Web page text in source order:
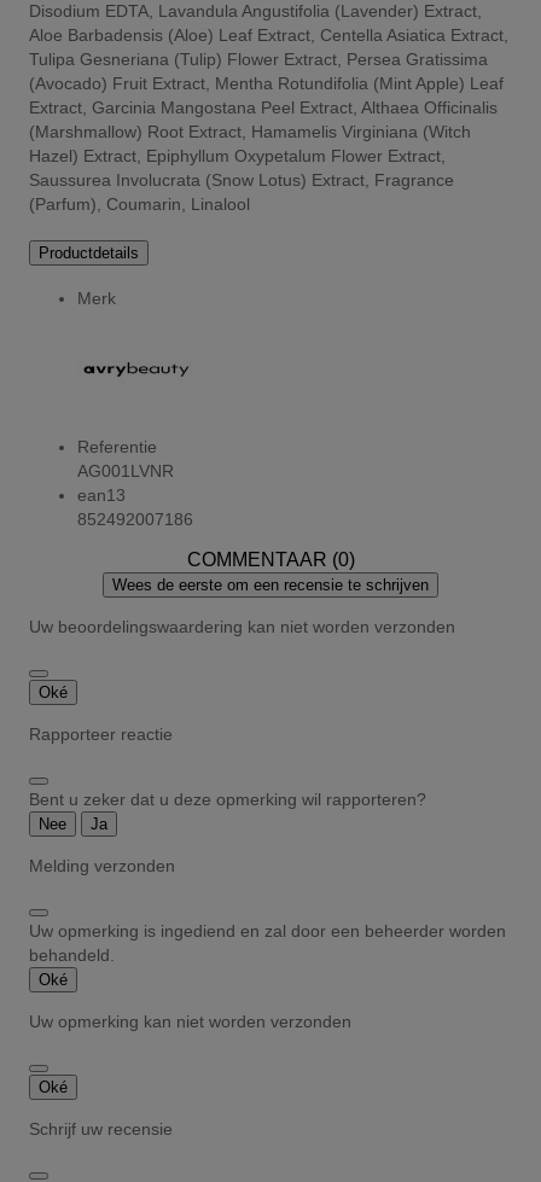
Disodium EDTA, Lavandula Angustifolia (Lavender) Extract,
Aloe Barbadensis (Aloe) Leaf Extract, Centella Asiatica Extract,
Tulipa Gesneriana (Tulip) Flower Extract, Persea Gratissima
(Avocado) Fruit Extract, Mentha Rotundifolia (Mint Apple) Leaf
Extract, Garcinia Mangostana Peel Extract, Althaea Officinalis
(Marshmallow) Root Extract, Hamamelis Virginiana (Witch
Hazel) Extract, Epiphyllum Oxypetalum Flower Extract,
Saussurea Involucrata (Snow Lotus) Extract, Fragrance
(Parfum), Coumarin, Linalool
Productdetails
Merk
Referentie
AG001LVNR
ean13
852492007186
COMMENTAAR (0)
Wees de eerste om een recensie te schrijven
Uw beoordelingswaardering kan niet worden verzonden
Oké
Rapporteer reactie
Bent u zeker dat u deze opmerking wil rapporteren?
Nee Ja
Melding verzonden
Uw opmerking is ingediend en zal door een beheerder worden
behandeld.
Oké
Uw opmerking kan niet worden verzonden
Oké
Schrijf uw recensie